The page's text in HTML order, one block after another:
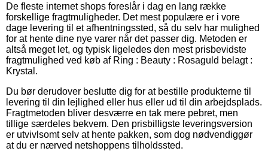
De fleste internet shops foreslår i dag en lang række
forskellige fragtmuligheder. Det mest populære er i vore
dage levering til et afhentningssted, så du selv har mulighed
for at hente dine nye varer når det passer dig. Metoden er
altså meget let, og typisk ligeledes den mest prisbevidste
fragtmulighed ved køb af Ring : Beauty : Rosaguld belagt :
Krystal.
Du bør derudover beslutte dig for at bestille produkterne til
levering til din lejlighed eller hus eller ud til din arbejdsplads.
Fragtmetoden bliver desværre en tak mere pebret, men
tillige særdeles bekvem. Den prisbilligste leveringsversion
er utvivlsomt selv at hente pakken, som dog nødvendiggør
at du er nærved netshoppens tilholdssted.